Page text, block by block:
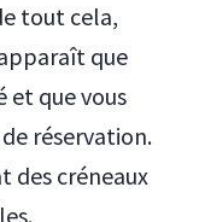
tout cela,
que
et que vous
réservation.
des créneaux